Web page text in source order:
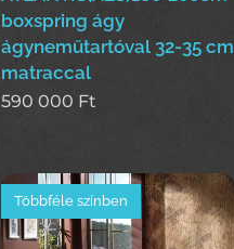
boxspring ágy
ágyneműtartóval 32-35 cm
matraccal
590 000 Ft
Többféle színben